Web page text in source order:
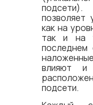
позволяет
как на
так и на
последнем
влияют
подсети.